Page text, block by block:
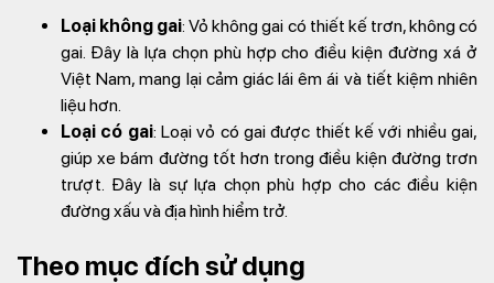
Loại không gai: Vỏ không gai có thiết kế trơn, không có
gai. Đây là lựa chọn phù hợp cho điều kiện đường xá ở
Việt Nam, mang lại cảm giác lái êm ái và tiết kiệm nhiên
liệu hơn.
Loại có gai: Loại vỏ có gai được thiết kế với nhiều gai,
giúp xe bám đường tốt hơn trong điều kiện đường trơn
trượt. Đây là sự lựa chọn phù hợp cho các điều kiện
đường xấu và địa hình hiểm trở.
Theo mục đích sử dụng